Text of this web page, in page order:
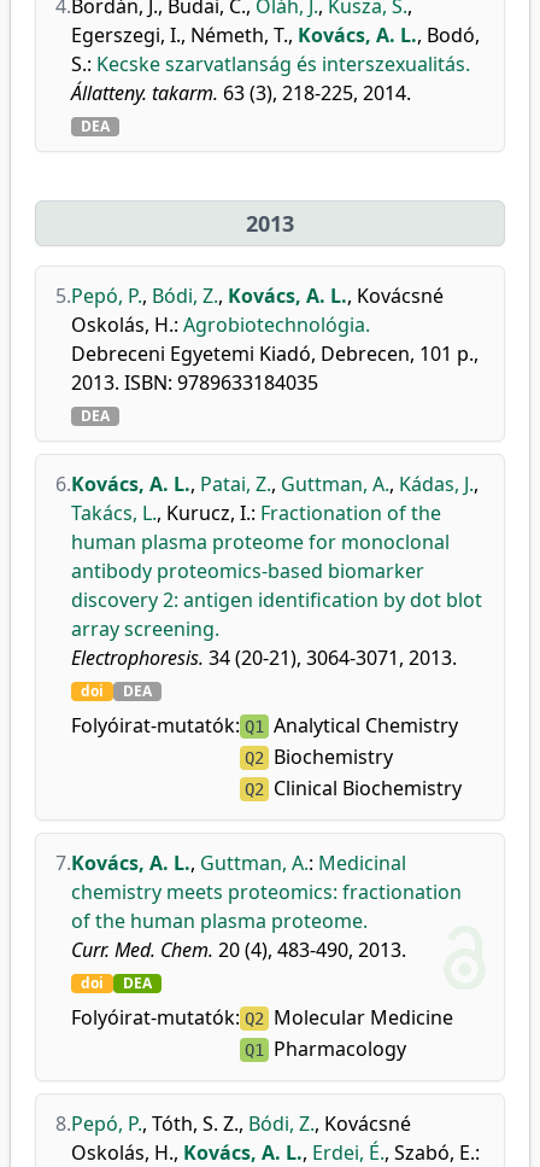
4.Bordán, J., Budai, C., Oláh, J., Kusza, S.,
Egerszegi, I., Németh, T., Kovács, A. L., Bodó,
S.: Kecske szarvatlanság és interszexualitás.
Állatteny. takarm. 63 (3), 218-225, 2014.
DEA
2013
5.Pepó, P., Bódi, Z., Kovács, A. L., Kovácsné
Oskolás, H.: Agrobiotechnológia.
Debreceni Egyetemi Kiadó, Debrecen, 101 p.,
2013. ISBN: 9789633184035
DEA
6.Kovács, A. L., Patai, Z., Guttman, A., Kádas, J.,
Takács, L., Kurucz, I.: Fractionation of the
human plasma proteome for monoclonal
antibody proteomics-based biomarker
discovery 2: antigen identification by dot blot
array screening.
Electrophoresis. 34 (20-21), 3064-3071, 2013.
doi DEA
Folyóirat-mutatók: Q1 Analytical Chemistry
Q2 Biochemistry
Q2 Clinical Biochemistry
7.Kovács, A. L., Guttman, A.: Medicinal
chemistry meets proteomics: fractionation
of the human plasma proteome.
Curr. Med. Chem. 20 (4), 483-490, 2013.
doi DEA
Folyóirat-mutatók: Q2 Molecular Medicine
Q1 Pharmacology
8.Pepó, P., Tóth, S. Z., Bódi, Z., Kovácsné
Oskolás, H., Kovács, A. L., Erdei, É., Szabó, E.: